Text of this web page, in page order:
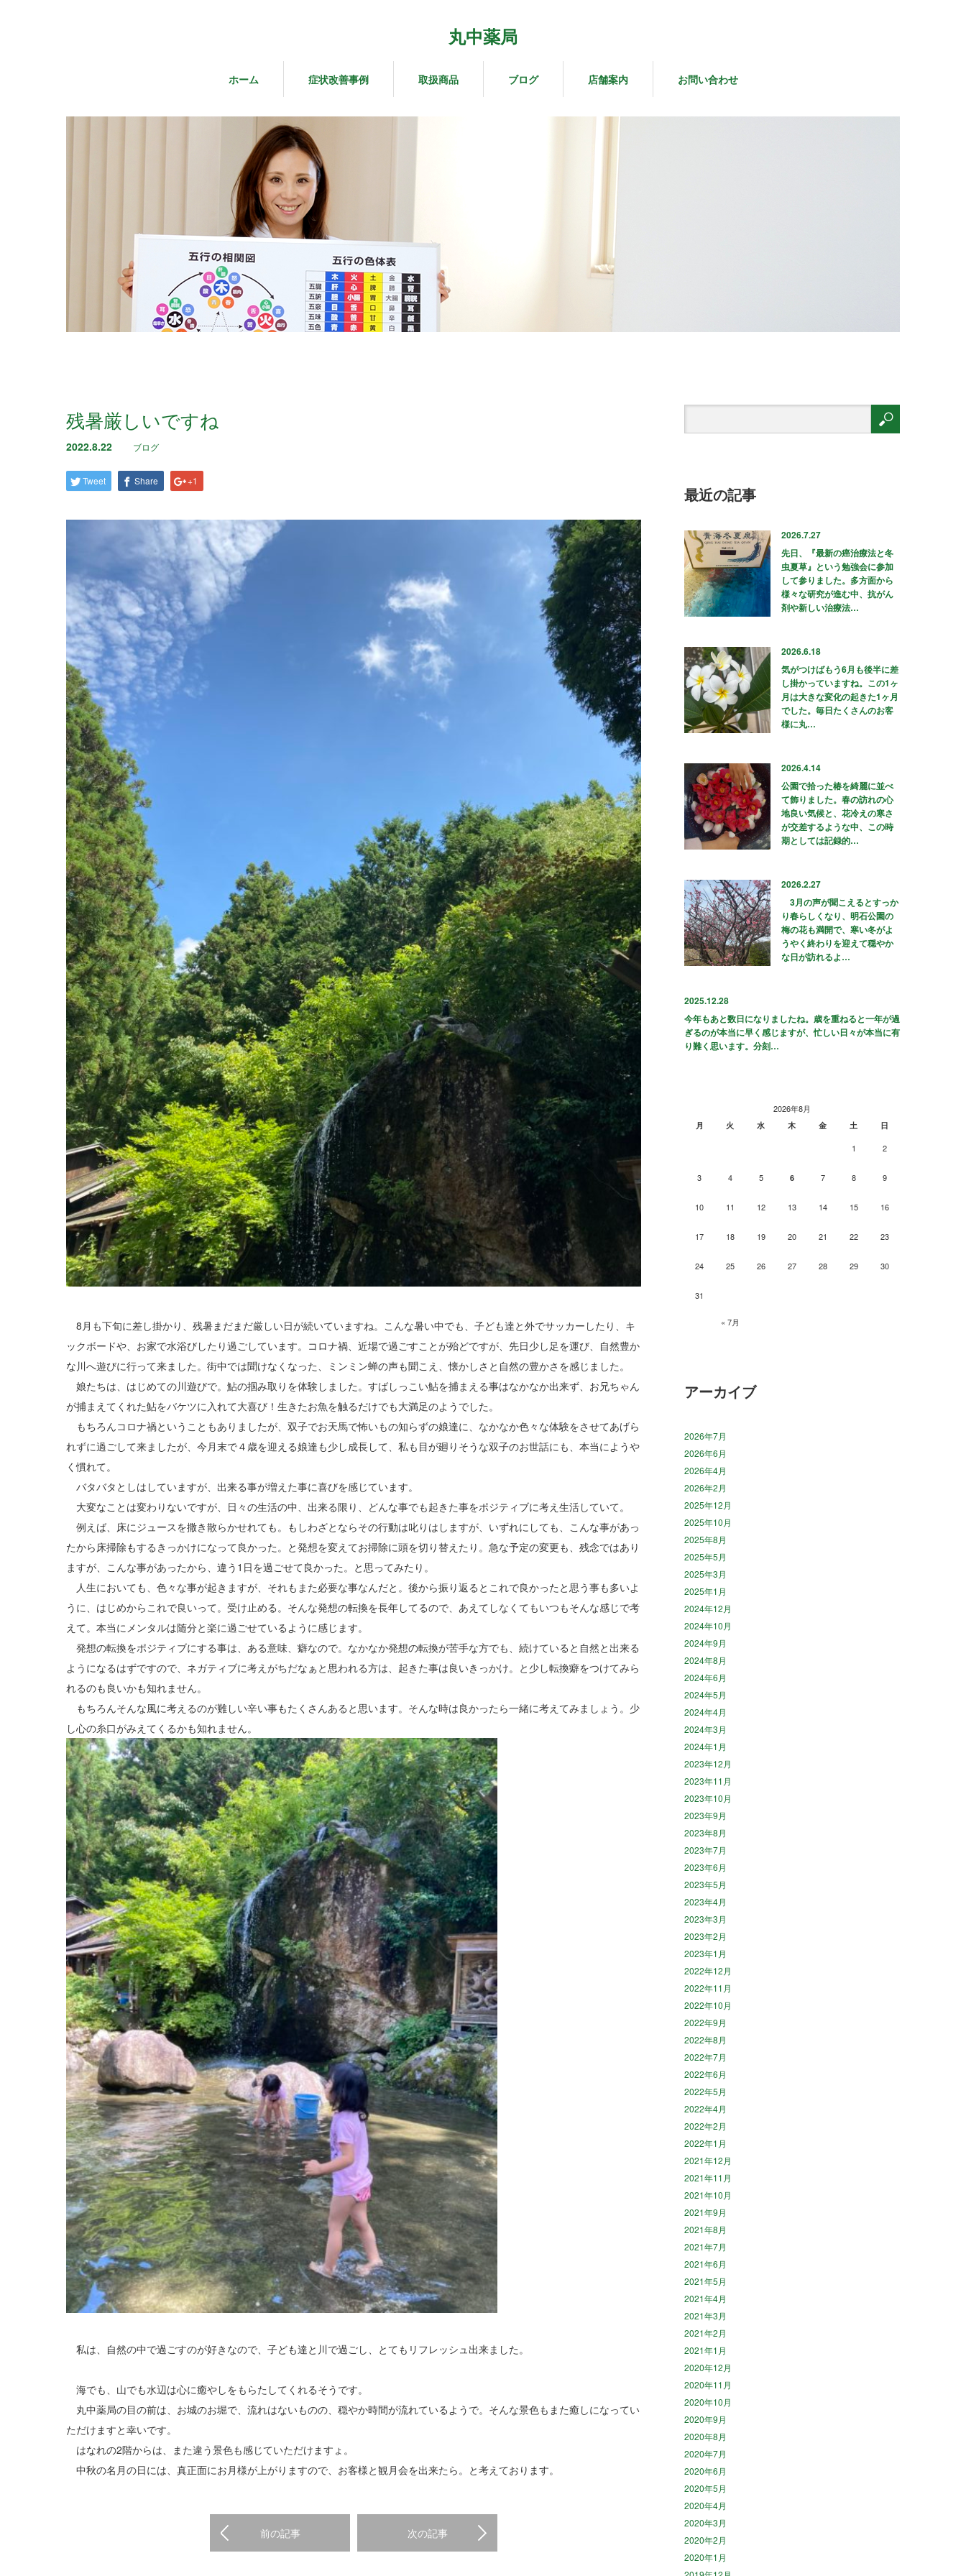
丸中薬局
ホーム 症状改善事例 取扱商品 ブログ 店舗案内 お問い合わせ
残暑厳しいですね
2022.8.22 ブログ
Tweet Share +1
8月も下旬に差し掛かり、残暑まだまだ厳しい日が続いていますね。こんな暑い中でも、子ども達と外でサッカーしたり、キ
ックボードや、お家で水浴びしたり過ごしています。コロナ禍、近場で過ごすことが殆どですが、先日少し足を運び、自然豊か
な川へ遊びに行って来ました。街中では聞けなくなった、ミンミン蝉の声も聞こえ、懐かしさと自然の豊かさを感じました。
娘たちは、はじめての川遊びで。鮎の掴み取りを体験しました。すばしっこい鮎を捕まえる事はなかなか出来ず、お兄ちゃん
が捕まえてくれた鮎をバケツに入れて大喜び！生きたお魚を触るだけでも大満足のようでした。
もちろんコロナ禍ということもありましたが、双子でお天馬で怖いもの知らずの娘達に、なかなか色々な体験をさせてあげら
れずに過ごして来ましたが、今月末で４歳を迎える娘達も少し成長して、私も目が廻りそうな双子のお世話にも、本当にようや
く慣れて。
バタバタとしはしていますが、出来る事が増えた事に喜びを感じています。
大変なことは変わりないですが、日々の生活の中、出来る限り、どんな事でも起きた事をポジティブに考え生活していて。
例えば、床にジュースを撒き散らかせれても。もしわざとならその行動は叱りはしますが、いずれにしても、こんな事があっ
たから床掃除もするきっかけになって良かった。と発想を変えてお掃除に頭を切り替えたり。急な予定の変更も、残念ではあり
ますが、こんな事があったから、違う1日を過ごせて良かった。と思ってみたり。
人生においても、色々な事が起きますが、それもまた必要な事なんだと。後から振り返るとこれで良かったと思う事も多いよ
うに、はじめからこれで良いって。受け止める。そんな発想の転換を長年してるので、あえてしなくてもいつもそんな感じで考
えて。本当にメンタルは随分と楽に過ごせているように感じます。
発想の転換をポジティブにする事は、ある意味、癖なので。なかなか発想の転換が苦手な方でも、続けていると自然と出来る
ようになるはずですので、ネガティブに考えがちだなぁと思われる方は、起きた事は良いきっかけ。と少し転換癖をつけてみら
れるのも良いかも知れません。
もちろんそんな風に考えるのが難しい辛い事もたくさんあると思います。そんな時は良かったら一緒に考えてみましょう。少
し心の糸口がみえてくるかも知れません。
私は、自然の中で過ごすのが好きなので、子ども達と川で過ごし、とてもリフレッシュ出来ました。
海でも、山でも水辺は心に癒やしをもらたしてくれるそうです。
丸中薬局の目の前は、お城のお堀で、流れはないものの、穏やか時間が流れているようで。そんな景色もまた癒しになってい
ただけますと幸いです。
はなれの2階からは、また違う景色も感じていただけますょ。
中秋の名月の日には、真正面にお月様が上がりますので、お客様と観月会を出来たら。と考えております。
前の記事 次の記事
最近の記事
2026.7.27
先日、『最新の癌治療法と冬
虫夏草』という勉強会に参加
して参りました。多方面から
様々な研究が進む中、抗がん
剤や新しい治療法…
2026.6.18
気がつけばもう6月も後半に差
し掛かっていますね。この1ヶ
月は大きな変化の起きた1ヶ月
でした。毎日たくさんのお客
様に丸…
2026.4.14
公園で拾った椿を綺麗に並べ
て飾りました。春の訪れの心
地良い気候と、花冷えの寒さ
が交差するような中、この時
期としては記録的…
2026.2.27
3月の声が聞こえるとすっか
り春らしくなり、明石公園の
梅の花も満開で、寒い冬がよ
うやく終わりを迎えて穏やか
な日が訪れるよ…
2025.12.28
今年もあと数日になりましたね。歳を重ねると一年が過
ぎるのが本当に早く感じますが、忙しい日々が本当に有
り難く思います。分刻…
2026年8月
月 火 水 木 金 土 日
« 7月
1 2
3 4 5 6 7 8 9
10 11 12 13 14 15 16
17 18 19 20 21 22 23
24 25 26 27 28 29 30
31
アーカイブ
2026年7月
2026年6月
2026年4月
2026年2月
2025年12月
2025年10月
2025年8月
2025年5月
2025年3月
2025年1月
2024年12月
2024年10月
2024年9月
2024年8月
2024年6月
2024年5月
2024年4月
2024年3月
2024年1月
2023年12月
2023年11月
2023年10月
2023年9月
2023年8月
2023年7月
2023年6月
2023年5月
2023年4月
2023年3月
2023年2月
2023年1月
2022年12月
2022年11月
2022年10月
2022年9月
2022年8月
2022年7月
2022年6月
2022年5月
2022年4月
2022年2月
2022年1月
2021年12月
2021年11月
2021年10月
2021年9月
2021年8月
2021年7月
2021年6月
2021年5月
2021年4月
2021年3月
2021年2月
2021年1月
2020年12月
2020年11月
2020年10月
2020年9月
2020年8月
2020年7月
2020年6月
2020年5月
2020年4月
2020年3月
2020年2月
2020年1月